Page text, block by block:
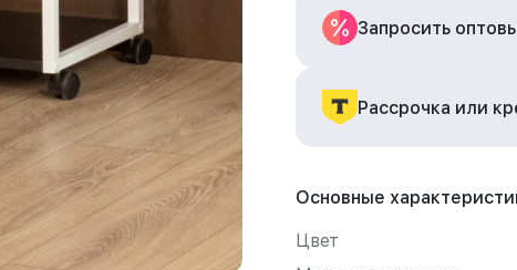
Запросить
Рассрочка или
Основные
Цвет